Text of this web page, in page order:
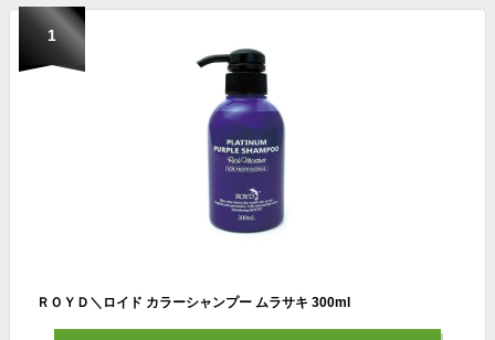
1
ＲＯＹＤ＼ロイド カラーシャンプー ムラサキ 300ml